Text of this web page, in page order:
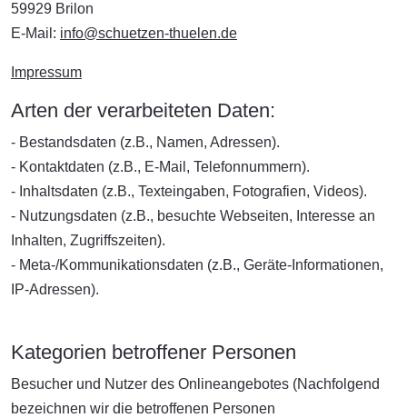
59929 Brilon
E-Mail: info@schuetzen-thuelen.de
Impressum
Arten der verarbeiteten Daten:
- Bestandsdaten (z.B., Namen, Adressen).
- Kontaktdaten (z.B., E-Mail, Telefonnummern).
- Inhaltsdaten (z.B., Texteingaben, Fotografien, Videos).
- Nutzungsdaten (z.B., besuchte Webseiten, Interesse an
Inhalten, Zugriffszeiten).
- Meta-/Kommunikationsdaten (z.B., Geräte-Informationen,
IP-Adressen).
Kategorien betroffener Personen
Besucher und Nutzer des Onlineangebotes (Nachfolgend
bezeichnen wir die betroffenen Personen